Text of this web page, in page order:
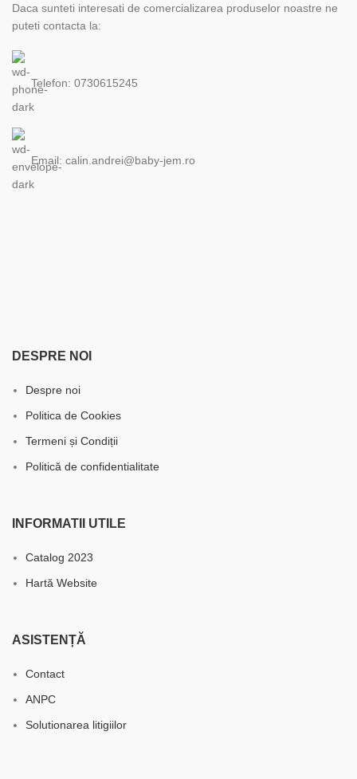
Daca sunteti interesati de comercializarea produselor noastre ne
puteti contacta la:
Telefon: 0730615245
Email: calin.andrei@baby-jem.ro
DESPRE NOI
Despre noi
Politica de Cookies
Termeni și Condiții
Politică de confidentialitate
INFORMATII UTILE
Catalog 2023
Hartă Website
ASISTENȚĂ
Contact
ANPC
Solutionarea litigiilor